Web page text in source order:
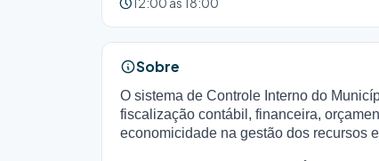
Sobre
O sistema de Controle Interno do
fiscalização contábil, financeira,
economicidade na gestão dos recursos